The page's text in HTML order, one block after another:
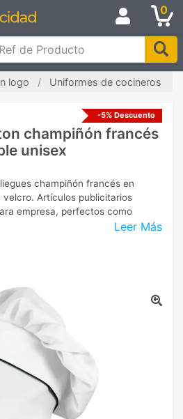
0
de Producto
logo Uniformes de cocineros
-5% Descuento
champiñón francés
unisex
Leer Más
champiñón francés en
Artículos publicitarios
empresa, perfectos como